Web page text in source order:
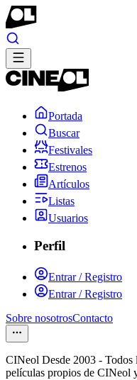
Portada
Buscar
Festivales
Estrenos
Artículos
Listas
Usuarios
Perfil
Entrar / Registro
Entrar / Registro
Sobre nosotrosContacto
CINeol Desde 2003 - Todos
películas propios de CINeol